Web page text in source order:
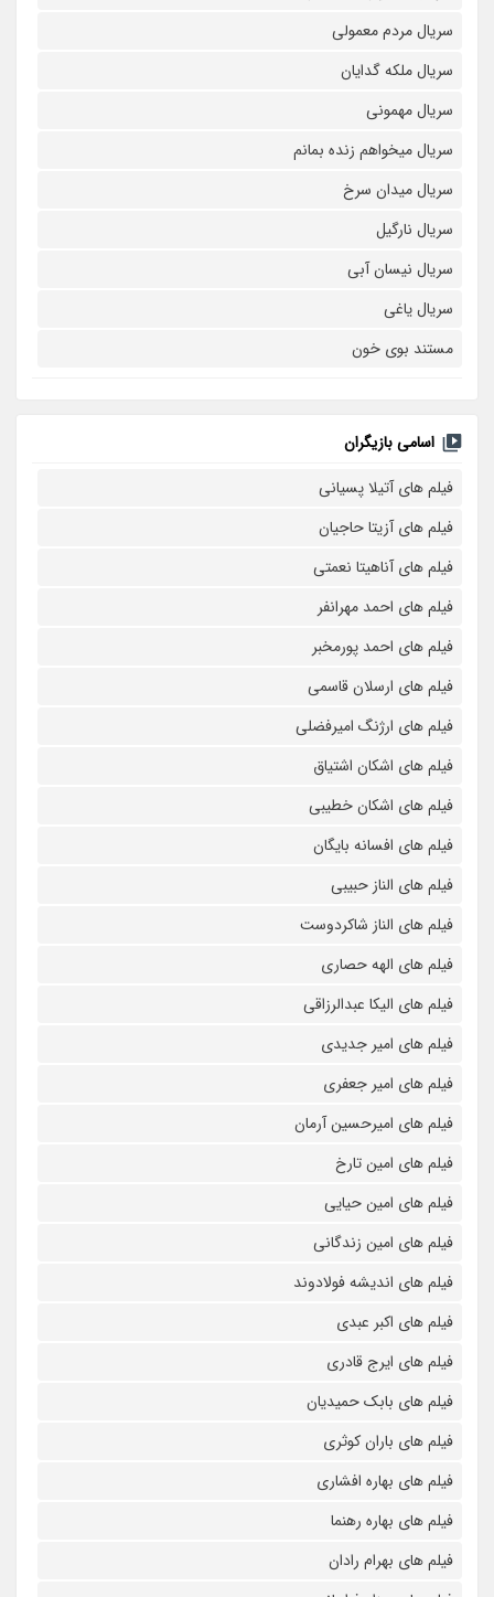
سریال مردم معمولی
سریال ملکه گدایان
سریال مهمونی
سریال میخواهم زنده بمانم
سریال میدان سرخ
سریال نارگیل
سریال نیسان آبی
سریال یاغی
مستند بوی خون
اسامی بازیگران
فیلم های آتیلا پسیانی
فیلم های آزیتا حاجیان
فیلم های آناهیتا نعمتی
فیلم های احمد مهرانفر
فیلم های احمد پورمخبر
فیلم های ارسلان قاسمی
فیلم های ارژنگ امیرفضلی
فیلم های اشکان اشتیاق
فیلم های اشکان خطیبی
فیلم های افسانه بایگان
فیلم های الناز حبیبی
فیلم های الناز شاکردوست
فیلم های الهه حصاری
فیلم های الیکا عبدالرزاقی
فیلم های امیر جدیدی
فیلم های امیر جعفری
فیلم های امیرحسین آرمان
فیلم های امین تارخ
فیلم های امین حیایی
فیلم های امین زندگانی
فیلم های اندیشه فولادوند
فیلم های اکبر عبدی
فیلم های ایرج قادری
فیلم های بابک حمیدیان
فیلم های باران کوثری
فیلم های بهاره افشاری
فیلم های بهاره رهنما
فیلم های بهرام رادان